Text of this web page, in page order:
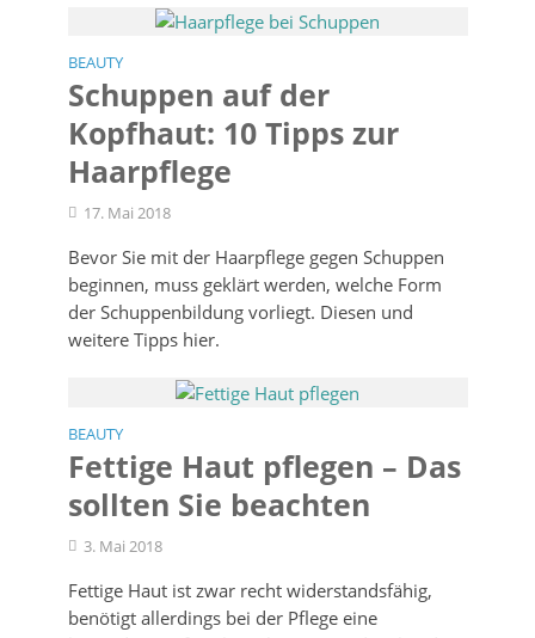
BEAUTY
Schuppen auf der
Kopfhaut: 10 Tipps zur
Haarpflege
17. Mai 2018
Bevor Sie mit der Haarpflege gegen Schuppen
beginnen, muss geklärt werden, welche Form
der Schuppenbildung vorliegt. Diesen und
weitere Tipps hier.
BEAUTY
Fettige Haut pflegen – Das
sollten Sie beachten
3. Mai 2018
Fettige Haut ist zwar recht widerstandsfähig,
benötigt allerdings bei der Pflege eine